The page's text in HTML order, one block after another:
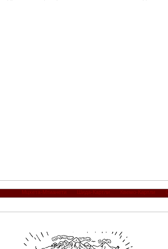
Мцхета-Мтианети Шида-Картли Квемо-Картли